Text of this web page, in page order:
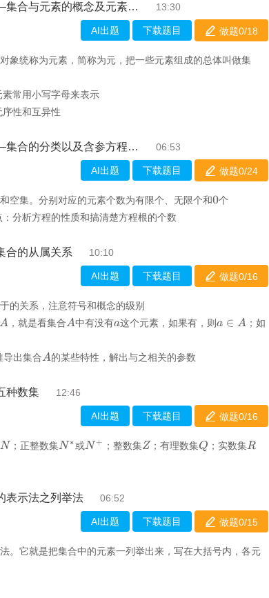
元素的概念及元素的三大特性 13:30
AI出题 下载题目 做题0/18
象统称为元素，简称为元，把一些元素组成的总体叫做集
常用小写字母来表示
性和互异性
分类以及含参方程的解集问题 06:53
AI出题 下载题目 做题0/24
空集。分别对应的元素个数为有限个、无限个和0个
分析方程的性质和搞清楚方程根的个数
合的从属关系 10:10
AI出题 下载题目 做题0/16
的关系，注意符号和概念的级别
A ，就是看集合A 中有没有a这个元素，如果有，则a∈A
；如
导出集合A 的某些特性，解出与之相关的参数
种数集 12:46
AI出题 下载题目 做题0/16
N ；正整数集N∗或N+ ；整数集Z ；有理数集Q ；实数集R
表示法之列举法 06:52
AI出题 下载题目 做题0/15
。它就是把集合中的元素一列举出来，写在大括号内，各元